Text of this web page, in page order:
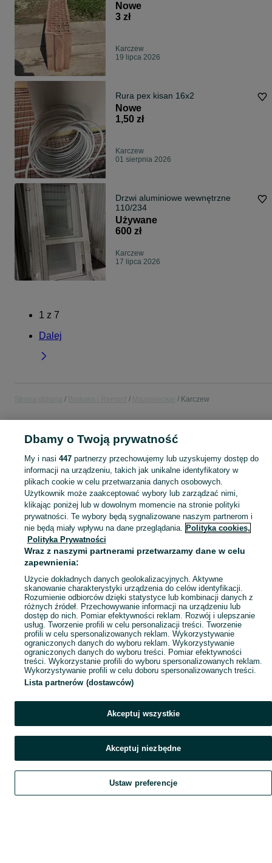
Nowe
3 zł
Karczew
19 lipca 2026
Rura pex kisan 16x2
Nowe
1,50 zł
Karczew
01 sierpnia 2026
Drzwi aluminiowe wewnętrzne
110/234
Używane
600 zł
Karczew
17 lipca 2026
1 z 7
Dalej
Karczew
KATEGORIA
Aktualne oferty z kategorii Budowa i Remont w Karczew blisko Ciebie ➤ Kupuj nowe lub używane w dobrej cenie, przeglądaj lokalne ogłoszenia ☝ Szybkie kupno i sprzedaż na OLX.pl Zobacz
Mapa kategorii
Mapa miejscowości
Mapa ministron
Popularne wyszukiwania
Szukaj Obserwujesz Dodaj Czat Konto
Dbamy o Twoją prywatność
My i nasi 447partnerzy przechowujemy lub uzyskujemy dostęp do
informacji na urządzeniu, takich jak unikalne identyfikatory w
plikach cookie w celu przetwarzania danych osobowych.
Użytkownik może zaakceptować wybory lub zarządzać nimi,
klikając poniżej lub w dowolnym momencie na stronie polityki
prywatności. Te wybory będą sygnalizowane naszym partnerom i
nie będą miały wpływu na dane przeglądania. Polityka cookies,
Polityka Prywatności
Wraz z naszymi partnerami przetwarzamy dane w celu
zapewnienia:
Użycie dokładnych danych geolokalizacyjnych. Aktywne
skanowanie charakterystyki urządzenia do celów identyfikacji.
Rozumienie odbiorców dzięki statystyce lub kombinacji danych z
różnych źródeł. Przechowywanie informacji na urządzeniu lub
dostęp do nich. Pomiar efektywności reklam. Rozwój i ulepszanie
usług. Tworzenie profili w celu personalizacji treści. Tworzenie
profili w celu spersonalizowanych reklam. Wykorzystywanie
ograniczonych danych do wyboru reklam. Wykorzystywanie
ograniczonych danych do wyboru treści. Pomiar efektywności
treści. Wykorzystanie profili do wyboru spersonalizowanych reklam.
Wykorzystywanie profili w celu doboru spersonalizowanych treści.
Lista partnerów (dostawców)
Akceptuj wszystkie
Akceptuj niezbędne
Ustaw preferencje